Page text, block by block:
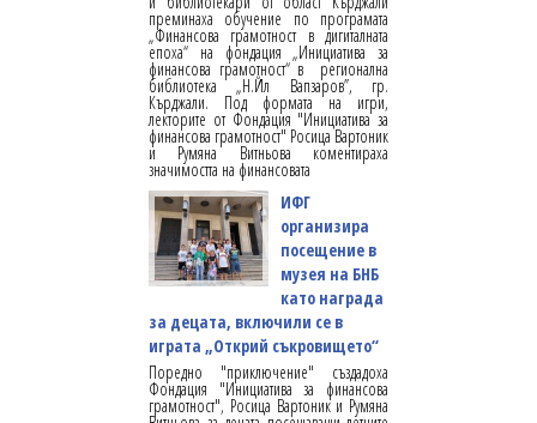
преминаха обучение по програмата
„Финансова грамотност в дигиталната
епоха“ на фондация „Инициатива за
финансова грамотност“ в регионална
библиотека „Н.Йл Вапзаров”, гр.
Кърджали. Под формата на игри,
лекторите от Фондация "Инициатива за
финансова грамотност" Росица Вартоник
и Румяна Витньова коментираха
значимостта на финансовата
ИФГ
организира
посещение в
музея на БНБ
като награда
за децата, включили се в
играта „Открий съкровището“
Поредно "приключение" създадоха
Фондация "Инициатива за финансова
грамотност", Росица Вартоник и Румяна